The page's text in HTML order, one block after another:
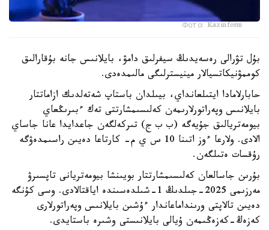
Фото: Kazinform
بۇل تۋرالى رەسەيدىڭ سيفرلىق دامۋ، بايلانىس جانە بۇقارالىق
كوممۋنيكاتسيالار مينيسترلىگى مالىمدەدى.
حابارلامادا ايتىلعانداي، بيىلدان باستاپ شەتەلدىك ازاماتتار
بايلانىس وپەراتورلارىمەن كەلىسىمشارتتى تەك ءبىرىڭعاي
بيومەتريالىق جۇيەگە (ب ب ج) تىركەلگەن جاعدايدا عانا جاساي
الادى. ولارعا ءوز اتىنا 10 س ي م- كارتاعا دەيىن راسىمدەۋگە
رۇقسات ەتىلگەن.
بۇرىن جاسالعان كەلىسىمشارتتار بويىنشا بيومەتريانى تاپسىرۋ
مەرزىمى 2025-جىلدىڭ 1-شىلدەسىندە اياقتالادى. وسى كۇنگە
دەيىن تالاپتى ورىنداماعاندار ءۇشىن بايلانىس وپەراتورلارى
كەزەڭ-كەزەڭىمەن ۇيالى بايلانىستى وشىرە باستايدى.